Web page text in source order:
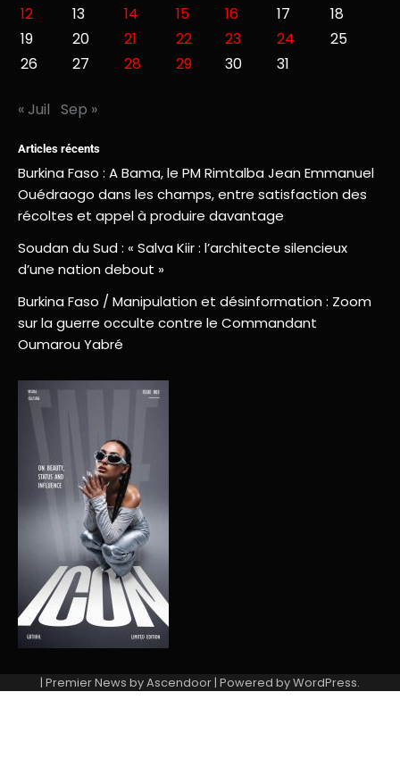
12
13 14 15 16 17
18
19
20 21 22 23 24
25
26
27 28 29 30 31
« Juil Sep »
Articles récents
Burkina Faso : A Bama, le PM Rimtalba Jean Emmanuel
Ouédraogo dans les champs, entre satisfaction des
récoltes et appel à produire davantage
Soudan du Sud : « Salva Kiir : l’architecte silencieux
d’une nation debout »
Burkina Faso / Manipulation et désinformation : Zoom
sur la guerre occulte contre le Commandant
Oumarou Yabré
| Premier News byAscendoor| Powered byWordPress.